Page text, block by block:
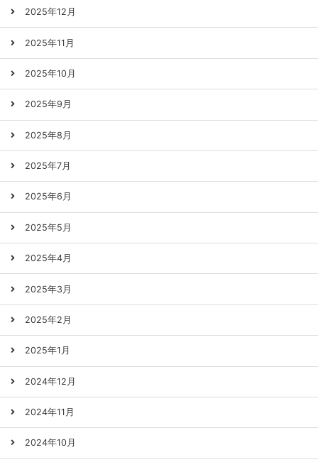
2025年12月
2025年11月
2025年10月
2025年9月
2025年8月
2025年7月
2025年6月
2025年5月
2025年4月
2025年3月
2025年2月
2025年1月
2024年12月
2024年11月
2024年10月